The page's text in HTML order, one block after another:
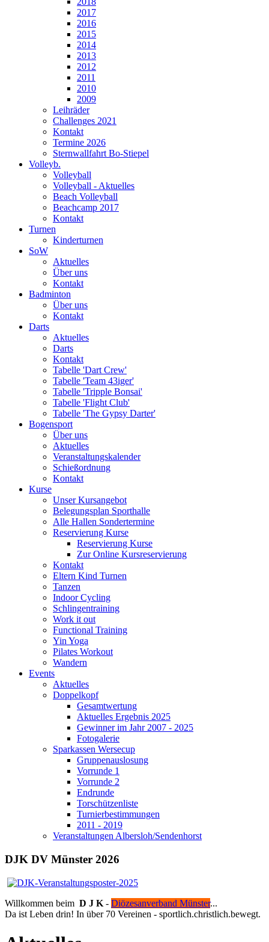
2017
2016
2015
2014
2013
2012
2011
2010
2009
Leihräder
Challenges 2021
Kontakt
Termine 2026
Sternwallfahrt Bo-Stiepel
Volleyb.
Volleyball
Volleyball - Aktuelles
Beach Volleyball
Beachcamp 2017
Kontakt
Turnen
Kinderturnen
SoW
Aktuelles
Über uns
Kontakt
Badminton
Über uns
Kontakt
Darts
Aktuelles
Darts
Kontakt
Tabelle 'Dart Crew'
Tabelle 'Team 43iger'
Tabelle 'Tripple Bonsai'
Tabelle 'Flight Club'
Tabelle 'The Gypsy Darter'
Bogensport
Über uns
Aktuelles
Veranstaltungskalender
Schießordnung
Kontakt
Kurse
Unser Kursangebot
Belegungsplan Sporthalle
Alle Hallen Sondertermine
Reservierung Kurse
Reservierung Kurse
Zur Online Kursreservierung
Kontakt
Eltern Kind Turnen
Tanzen
Indoor Cycling
Schlingentraining
Work it out
Functional Training
Yin Yoga
Pilates Workout
Wandern
Events
Aktuelles
Doppelkopf
Gesamtwertung
Aktuelles Ergebnis 2025
Gewinner im Jahr 2007 - 2025
Fotogalerie
Sparkassen Wersecup
Gruppenauslosung
Vorrunde 1
Vorrunde 2
Endrunde
Torschützenliste
Turnierbestimmungen
2011 - 2019
Veranstaltungen Albersloh/Sendenhorst
DJK DV Münster 2026
Willkommen beim D J K - Diözesanverband Münster...
Da ist Leben drin! In über 70 Vereinen - sportlich.christlich.bewegt.